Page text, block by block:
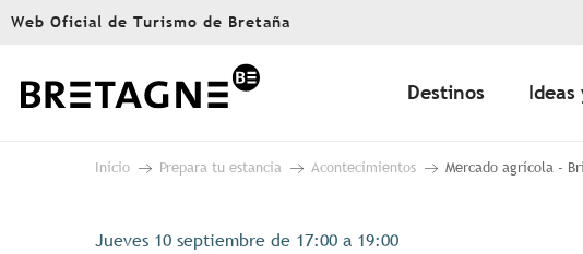
Aller
principal
Web Oficial de Turismo de Bretaña
Destinos Ideas
Inicio Prepara tu estancia Acontecimientos Mercado agrícola -
Jueves 10 septiembre de 17:00 a 19:00